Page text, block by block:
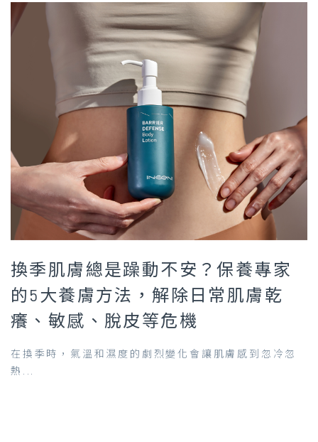
換季肌膚總是躁動不安？保養專家
的5大養膚方法，解除日常肌膚乾
癢、敏感、脫皮等危機
在換季時，氣溫和濕度的劇烈變化會讓肌膚感到忽冷忽
熱...